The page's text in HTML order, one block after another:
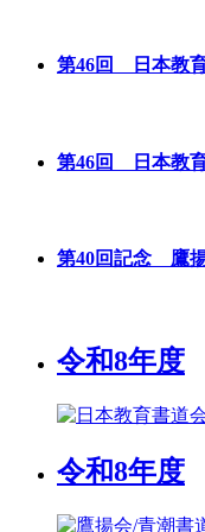
第46回 日本教育
第46回 日本教育
第40回記念 鷹
令和8年度
令和8年度